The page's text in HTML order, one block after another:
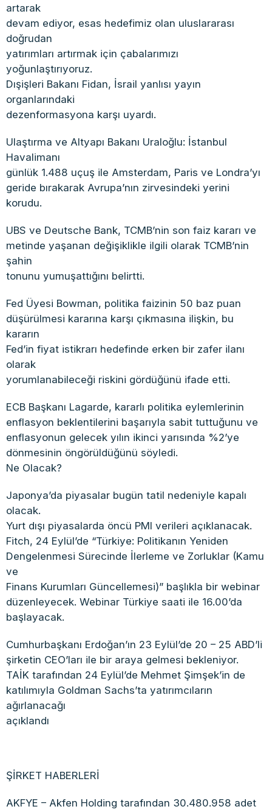
artarak
devam ediyor, esas hedefimiz olan uluslararası
doğrudan
yatırımları artırmak için çabalarımızı
yoğunlaştırıyoruz.
Dışişleri Bakanı Fidan, İsrail yanlısı yayın
organlarındaki
dezenformasyona karşı uyardı.
Ulaştırma ve Altyapı Bakanı Uraloğlu: İstanbul
Havalimanı
günlük 1.488 uçuş ile Amsterdam, Paris ve Londra’yı
geride bırakarak Avrupa’nın zirvesindeki yerini
korudu.
UBS ve Deutsche Bank, TCMB’nin son faiz kararı ve
metinde yaşanan değişiklikle ilgili olarak TCMB’nin
şahin
tonunu yumuşattığını belirtti.
Fed Üyesi Bowman, politika faizinin 50 baz puan
düşürülmesi kararına karşı çıkmasına ilişkin, bu
kararın
Fed’in fiyat istikrarı hedefinde erken bir zafer ilanı
olarak
yorumlanabileceği riskini gördüğünü ifade etti.
ECB Başkanı Lagarde, kararlı politika eylemlerinin
enflasyon beklentilerini başarıyla sabit tuttuğunu ve
enflasyonun gelecek yılın ikinci yarısında %2’ye
dönmesinin öngörüldüğünü söyledi.
Ne Olacak?
Japonya’da piyasalar bugün tatil nedeniyle kapalı
olacak.
Yurt dışı piyasalarda öncü PMI verileri açıklanacak.
Fitch, 24 Eylül’de “Türkiye: Politikanın Yeniden
Dengelenmesi Sürecinde İlerleme ve Zorluklar (Kamu
ve
Finans Kurumları Güncellemesi)” başlıkla bir webinar
düzenleyecek. Webinar Türkiye saati ile 16.00’da
başlayacak.
Cumhurbaşkanı Erdoğan’ın 23 Eylül’de 20 – 25 ABD’li
şirketin CEO’ları ile bir araya gelmesi bekleniyor.
TAİK tarafından 24 Eylül’de Mehmet Şimşek’in de
katılımıyla Goldman Sachs’ta yatırımcıların
ağırlanacağı
açıklandı
ŞİRKET HABERLERİ
AKFYE – Akfen Holding tarafından 30.480.958 adet